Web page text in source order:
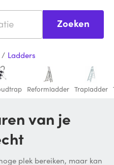
Zoeken
/ Ladders
Reformladder Trapladder
plek bereiken, maar kan